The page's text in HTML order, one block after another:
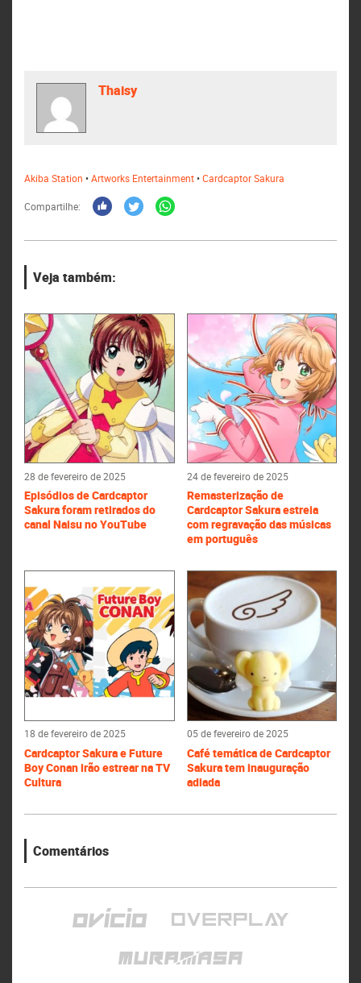
Thaisy
Akiba Station •Artworks Entertainment•Cardcaptor Sakura
Compartilhe:
Veja também:
28 de fevereiro de 2025
Episódios de Cardcaptor
Sakura foram retirados do
canal Naisu no YouTube
24 de fevereiro de 2025
Remasterização de
Cardcaptor Sakura estreia
com regravação das músicas
em português
18 de fevereiro de 2025
Cardcaptor Sakura e Future
Boy Conan irão estrear na TV
Cultura
05 de fevereiro de 2025
Café temática de Cardcaptor
Sakura tem inauguração
adiada
Comentários